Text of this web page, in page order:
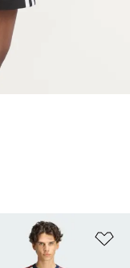
Liste de produits